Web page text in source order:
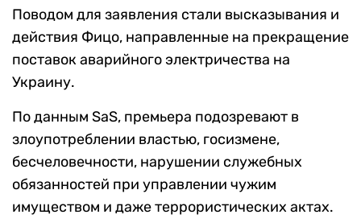
Поводом для заявления стали высказывания и
действия Фицо, направленные на прекращение
поставок аварийного электричества на
Украину.
По данным SaS, премьера подозревают в
злоупотреблении властью, госизмене,
бесчеловечности, нарушении служебных
обязанностей при управлении чужим
имуществом и даже террористических актах.